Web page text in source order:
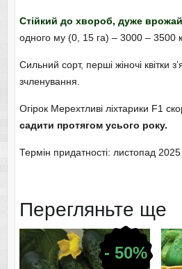
Стійкий до хвороб, дуже
одного му (0, 15 га) – 3000 – 3500
Сильний сорт, перші жіночі квітки
зчленування.
Огірок Мерехтливі ліхтарики F1
садити протягом усього року.
Термін придатності: листопад 2025
Перегляньте ще
- 50%